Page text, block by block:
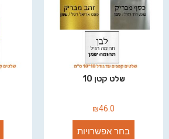
שלט קטן 10
₪46.0
בחר אפשרויות